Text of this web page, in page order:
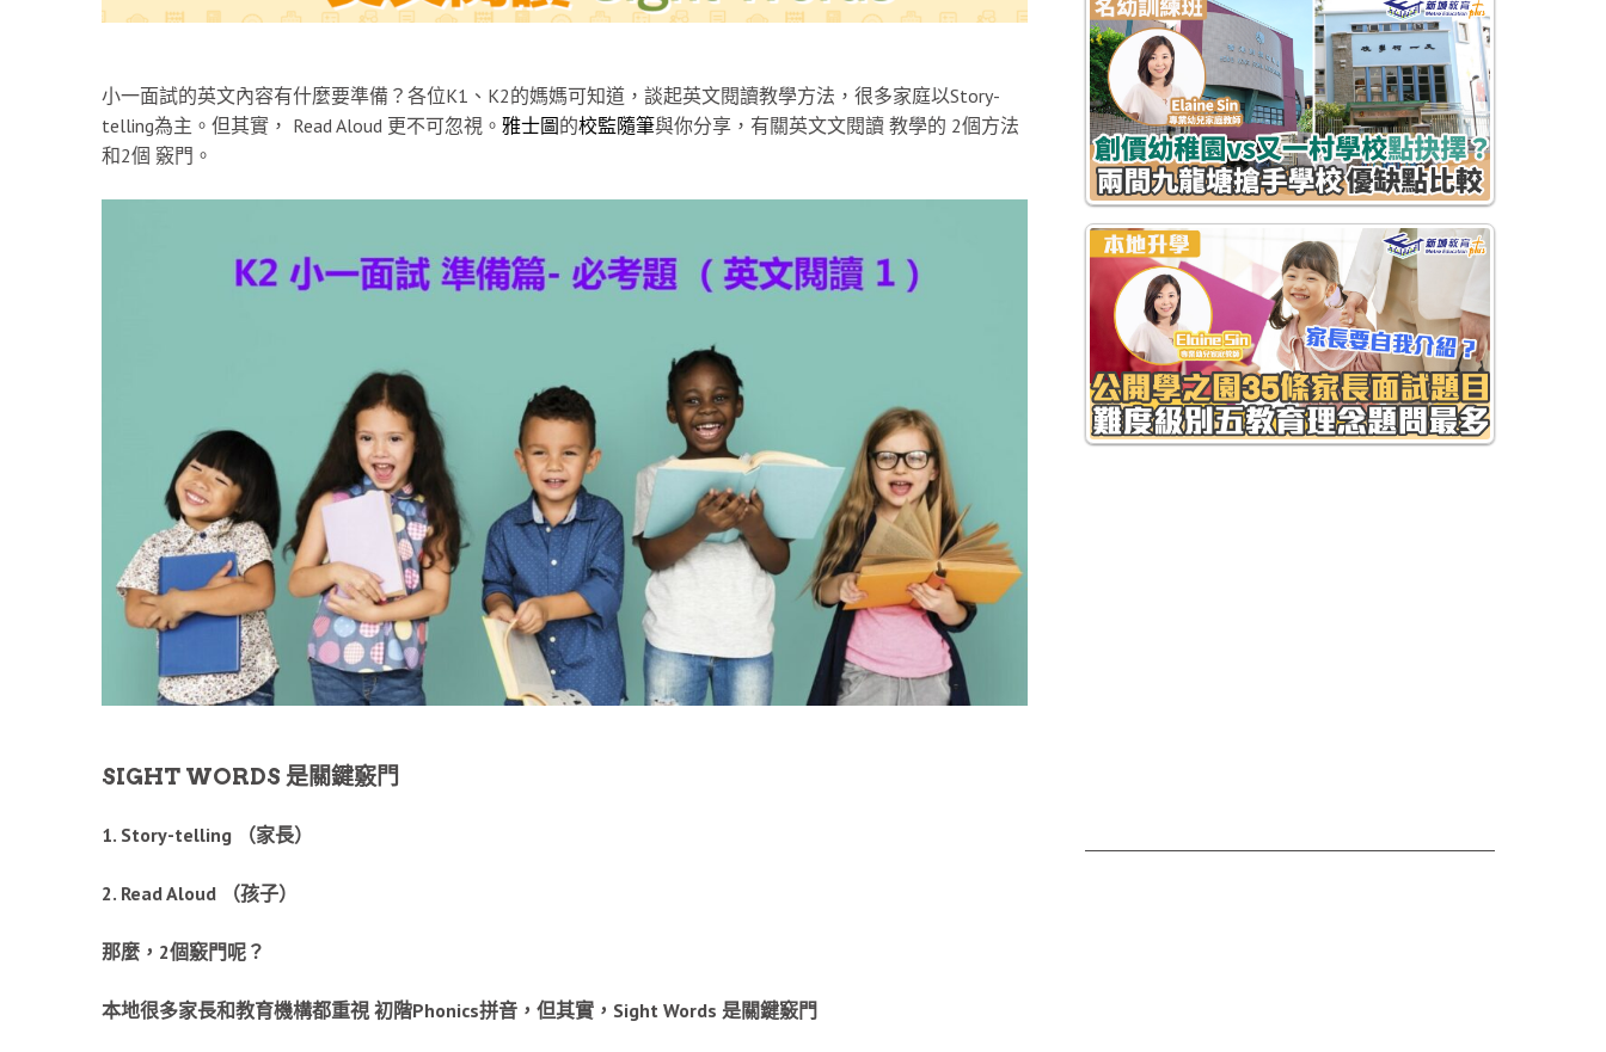
小一面試的英文內容有什麼要準備？各位K1、K2的媽媽可知道，談起英文閱讀教學方法，很多家庭以Story-
telling為主。但其實， Read Aloud 更不可忽視。 雅士圖的校監隨筆與你分享，有關英文文閱讀 教學的 2個方法
和2個 竅門。
SIGHT WORDS 是關鍵竅門
1. Story-telling （家長）
2. Read Aloud （孩子）
那麼，2個竅門呢？
本地很多家長和教育機構都重視 初階Phonics拼音，但其實，Sight Words 是關鍵竅門